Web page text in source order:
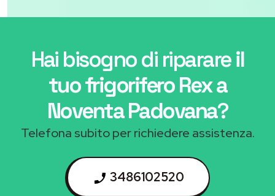
Hai bisogno di riparareil
tuo frigorifero Rex a
Noventa Padovana?
Telefona subito per richiedere assistenza.
3486102520